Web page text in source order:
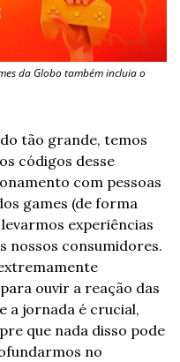
da Globo também incluia o
tão grande, temos
códigos desse
com pessoas
games (de forma
experiências
nossos consumidores.
ouvir a reação das
a jornada é crucial,
que nada disso pode
no